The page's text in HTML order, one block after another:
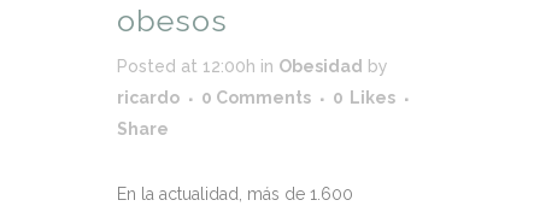
obesos
Posted at 12:00h in Obesidad by
ricardo
0 Comments 0 Likes
Share
En la actualidad, más de 1.600